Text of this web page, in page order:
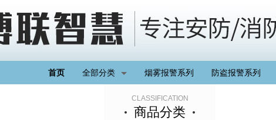
首页 全部分类 烟雾报警系列 防盗报警系列
CLASSIFICATION
商品分类